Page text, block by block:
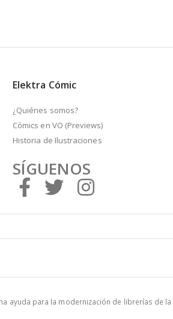
Elektra Cómic
¿Quiénes somos?
Cómics en VO (Previews)
Historia de Ilustraciones
SÍGUENOS
ayuda para la modernización de librerías de